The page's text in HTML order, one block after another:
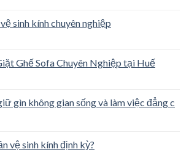
sinh kính chuyên nghiệp
Ghế Sofa Chuyên Nghiệp tại Huế
gìn không gian sống và làm việc đẳng c
vệ sinh kính định kỳ?